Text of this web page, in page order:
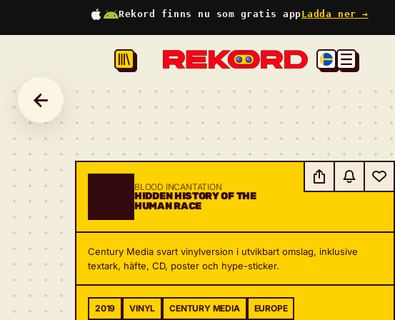
Rekord finns nu som gratis appLadda ner →